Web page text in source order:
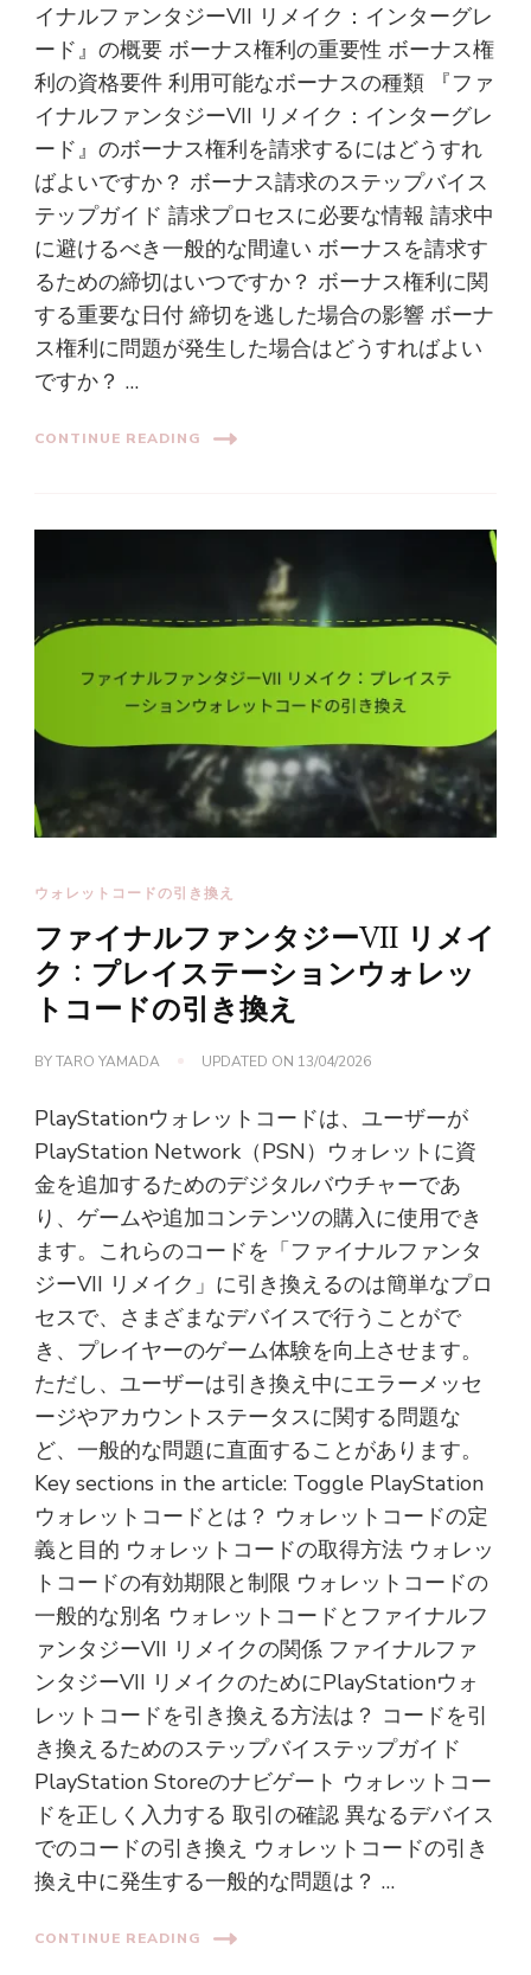
イナルファンタジーVII リメイク：インターグレ
ード』の概要 ボーナス権利の重要性 ボーナス権
利の資格要件 利用可能なボーナスの種類 『ファ
イナルファンタジーVII リメイク：インターグレ
ード』のボーナス権利を請求するにはどうすれ
ばよいですか？ ボーナス請求のステップバイス
テップガイド 請求プロセスに必要な情報 請求中
に避けるべき一般的な間違い ボーナスを請求す
るための締切はいつですか？ ボーナス権利に関
する重要な日付 締切を逃した場合の影響 ボーナ
ス権利に問題が発生した場合はどうすればよい
ですか？ …
CONTINUE READING
ウォレットコードの引き換え
ファイナルファンタジーVII リメイ
ク：プレイステーションウォレッ
トコードの引き換え
BYTARO YAMADA UPDATED ON 13/04/2026
PlayStationウォレットコードは、ユーザーが
PlayStation Network（PSN）ウォレットに資
金を追加するためのデジタルバウチャーであ
り、ゲームや追加コンテンツの購入に使用でき
ます。これらのコードを「ファイナルファンタ
ジーVII リメイク」に引き換えるのは簡単なプロ
セスで、さまざまなデバイスで行うことがで
き、プレイヤーのゲーム体験を向上させます。
ただし、ユーザーは引き換え中にエラーメッセ
ージやアカウントステータスに関する問題な
ど、一般的な問題に直面することがあります。
Key sections in the article: Toggle PlayStation
ウォレットコードとは？ ウォレットコードの定
義と目的 ウォレットコードの取得方法 ウォレッ
トコードの有効期限と制限 ウォレットコードの
一般的な別名 ウォレットコードとファイナルフ
ァンタジーVII リメイクの関係 ファイナルファ
ンタジーVII リメイクのためにPlayStationウォ
レットコードを引き換える方法は？ コードを引
き換えるためのステップバイステップガイド
PlayStation Storeのナビゲート ウォレットコー
ドを正しく入力する 取引の確認 異なるデバイス
でのコードの引き換え ウォレットコードの引き
換え中に発生する一般的な問題は？ …
CONTINUE READING